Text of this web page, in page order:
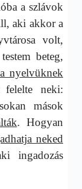
a szlávok
aki akkor a
volt,
beteg,
nyelvüknek
neki:
mások
. Hogyan
neked
ingadozás